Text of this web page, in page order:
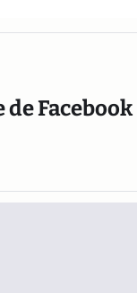
Facebook